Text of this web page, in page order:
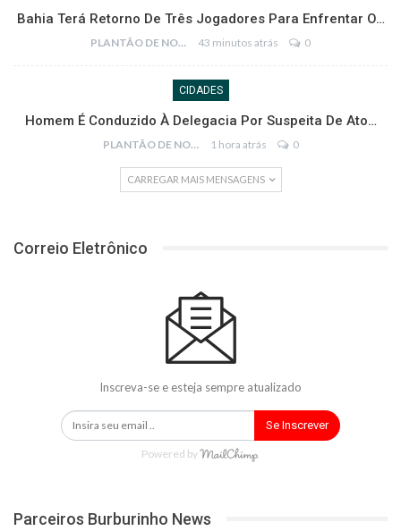
Bahia Terá Retorno De Três Jogadores Para Enfrentar O…
PLANTÃO DE NOTÍCIAS 43 minutos atrás 0
CIDADES
Homem É Conduzido À Delegacia Por Suspeita De Ato…
PLANTÃO DE NOTÍCIAS 1 hora atrás 0
CARREGAR MAIS MENSAGENS
Correio Eletrônico
Inscreva-se e esteja sempre atualizado
Se Inscrever
Powered by
Parceiros Burburinho News